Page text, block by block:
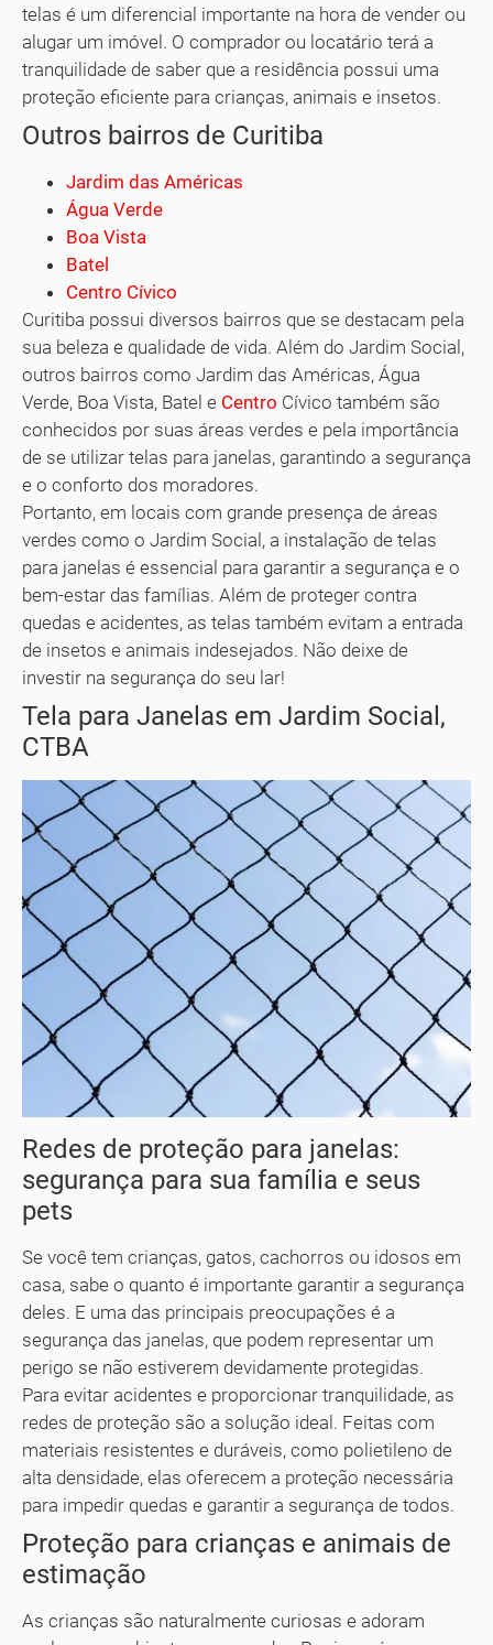
telas é um diferencial importante na hora de vender ou
alugar um imóvel. O comprador ou locatário terá a
tranquilidade de saber que a residência possui uma
proteção eficiente para crianças, animais e insetos.
Outros bairros de Curitiba
Jardim das Américas
Água Verde
Boa Vista
Batel
Centro Cívico
Curitiba possui diversos bairros que se destacam pela
sua beleza e qualidade de vida. Além do Jardim Social,
outros bairros como Jardim das Américas, Água
Verde, Boa Vista, Batel e Centro Cívico também são
conhecidos por suas áreas verdes e pela importância
de se utilizar telas para janelas, garantindo a segurança
e o conforto dos moradores.
Portanto, em locais com grande presença de áreas
verdes como o Jardim Social, a instalação de telas
para janelas é essencial para garantir a segurança e o
bem-estar das famílias. Além de proteger contra
quedas e acidentes, as telas também evitam a entrada
de insetos e animais indesejados. Não deixe de
investir na segurança do seu lar!
Tela para Janelas em Jardim Social,
CTBA
Redes de proteção para janelas:
segurança para sua família e seus
pets
Se você tem crianças, gatos, cachorros ou idosos em
casa, sabe o quanto é importante garantir a segurança
deles. E uma das principais preocupações é a
segurança das janelas, que podem representar um
perigo se não estiverem devidamente protegidas.
Para evitar acidentes e proporcionar tranquilidade, as
redes de proteção são a solução ideal. Feitas com
materiais resistentes e duráveis, como polietileno de
alta densidade, elas oferecem a proteção necessária
para impedir quedas e garantir a segurança de todos.
Proteção para crianças e animais de
estimação
As crianças são naturalmente curiosas e adoram